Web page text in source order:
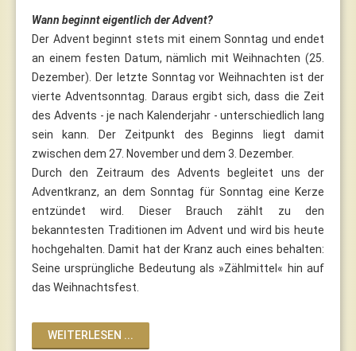
Wann beginnt eigentlich der Advent?
Der Advent beginnt stets mit einem Sonntag und endet
an einem festen Datum, nämlich mit Weihnachten (25.
Dezember). Der letzte Sonntag vor Weihnachten ist der
vierte Adventsonntag. Daraus ergibt sich, dass die Zeit
des Advents - je nach Kalenderjahr - unterschiedlich lang
sein kann. Der Zeitpunkt des Beginns liegt damit
zwischen dem 27. November und dem 3. Dezember.
Durch den Zeitraum des Advents begleitet uns der
Adventkranz, an dem Sonntag für Sonntag eine Kerze
entzündet wird. Dieser Brauch zählt zu den
bekanntesten Traditionen im Advent und wird bis heute
hochgehalten. Damit hat der Kranz auch eines behalten:
Seine ursprüngliche Bedeutung als »Zählmittel« hin auf
das Weihnachtsfest.
WEITERLESEN ...